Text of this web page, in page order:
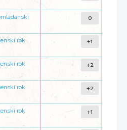
0
rok
+1
rok
+2
rok
+2
rok
+1